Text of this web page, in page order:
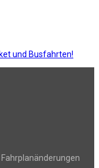
und Busfahrten!